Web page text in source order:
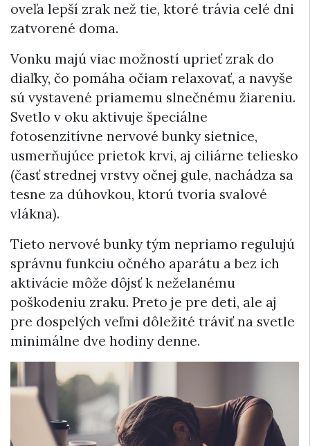
oveľa lepší zrak než tie, ktoré trávia celé dni
zatvorené doma.
Vonku majú viac možností uprieť zrak do
diaľky, čo pomáha očiam relaxovať, a navyše
sú vystavené priamemu slnečnému žiareniu.
Svetlo v oku aktivuje špeciálne
fotosenzitívne nervové bunky sietnice,
usmerňujúce prietok krvi, aj ciliárne teliesko
(časť strednej vrstvy očnej gule, nachádza sa
tesne za dúhovkou, ktorú tvoria svalové
vlákna).
Tieto nervové bunky tým nepriamo regulujú
správnu funkciu očného aparátu a bez ich
aktivácie môže dôjsť k neželanému
poškodeniu zraku. Preto je pre deti, ale aj
pre dospelých veľmi dôležité tráviť na svetle
minimálne dve hodiny denne.